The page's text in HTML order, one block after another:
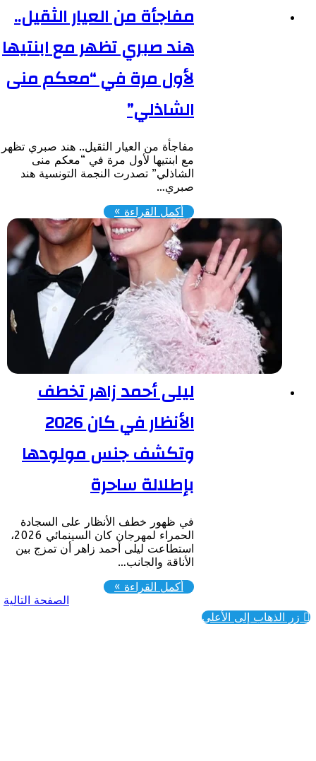
مفاجأة من العيار الثقيل..
هند صبري تظهر مع ابنتيها
لأول مرة في “معكم منى
الشاذلي”
مفاجأة من العيار الثقيل.. هند صبري تظهر
مع ابنتيها لأول مرة في “معكم منى
الشاذلي” ​تصدرت النجمة التونسية هند
أكمل القراءة »
ليلى أحمد زاهر تخطف
الأنظار في كان 2026
وتكشف جنس مولودها
بإطلالة ساحرة
في ظهور خطف الأنظار على السجادة
الحمراء لمهرجان كان السينمائي 2026،
استطاعت ليلى أحمد زاهر أن تمزج بين
الأناقة والجانب…
أكمل القراءة »
الصفحة التالية
إلى الأعلى